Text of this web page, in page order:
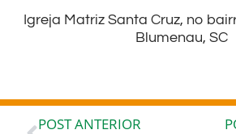
Igreja Matriz Santa Cruz, no
Blumenau, SC
POST ANTERIOR